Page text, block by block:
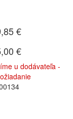
€
€
u dodávateľa -